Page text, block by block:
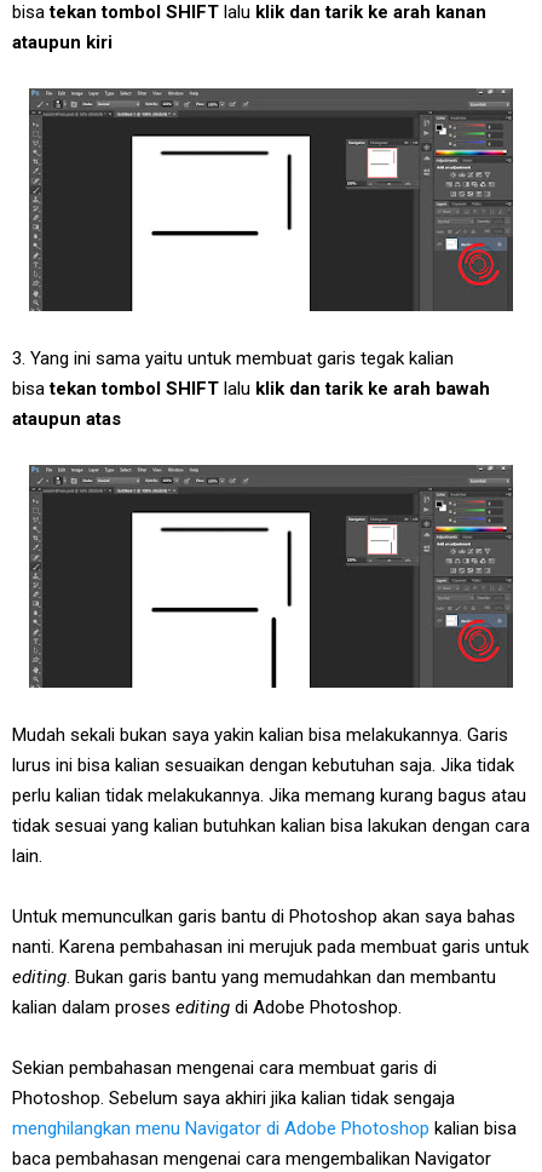
bisatekan tombol SHIFT lalu klik dan tarik ke arah kanan
ataupun kiri
3. Yang ini sama yaitu untuk membuat garis tegak kalian
bisatekan tombol SHIFT lalu klik dan tarik ke arah bawah
ataupun atas
Mudah sekali bukan saya yakin kalian bisa melakukannya. Garis
lurus ini bisa kalian sesuaikan dengan kebutuhan saja. Jika tidak
perlu kalian tidak melakukannya. Jika memang kurang bagus atau
tidak sesuai yang kalian butuhkan kalian bisa lakukan dengan cara
lain.
Untuk memunculkan garis bantu di Photoshop akan saya bahas
nanti. Karena pembahasan ini merujuk pada membuat garis untuk
editing. Bukan garis bantu yang memudahkan dan membantu
kalian dalam proses editing di Adobe Photoshop.
Sekian pembahasan mengenai cara membuat garis di
Photoshop. Sebelum saya akhiri jika kalian tidak sengaja
menghilangkan menu Navigator di Adobe Photoshop kalian bisa
baca pembahasan mengenai cara mengembalikan Navigator